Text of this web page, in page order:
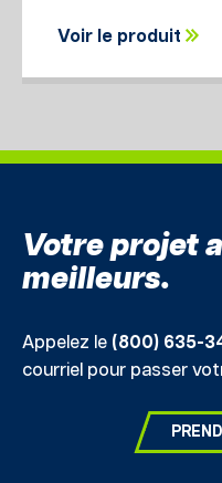
Voir le produit
Votre projet
meilleurs.
Appelez le (800) 635-
courriel pour passer